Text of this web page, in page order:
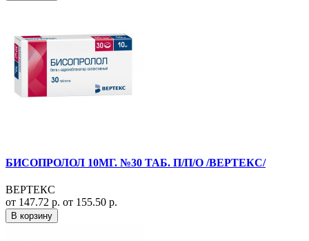
БИСОПРОЛОЛ 10МГ. №30 ТАБ. П/П/О /ВЕРТЕКС/
ВЕРТЕКС
от 147.72 р. от 155.50 р.
В корзину